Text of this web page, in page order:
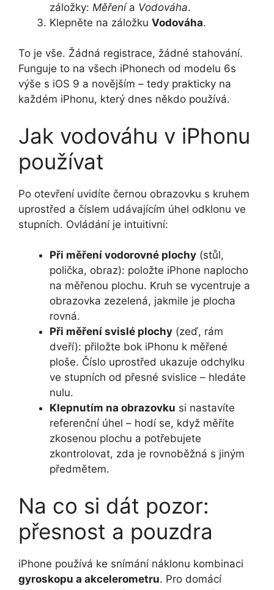
záložky: Měřenía Vodováha.
Klepněte na záložku Vodováha.
To je vše. Žádná registrace, žádné stahování.
Funguje to na všech iPhonech od modelu 6s
výše s iOS 9 a novějším – tedy prakticky na
každém iPhonu, který dnes někdo používá.
Jak vodováhu v iPhonu
používat
Po otevření uvidíte černou obrazovku s kruhem
uprostřed a číslem udávajícím úhel odklonu ve
stupních. Ovládání je intuitivní:
Při měření vodorovné plochy (stůl,
polička, obraz): položte iPhone naplocho
na měřenou plochu. Kruh se vycentruje a
obrazovka zezelená, jakmile je plocha
rovná.
Při měření svislé plochy (zeď, rám
dveří): přiložte bok iPhonu k měřené
ploše. Číslo uprostřed ukazuje odchylku
ve stupních od přesné svislice – hledáte
nulu.
Klepnutím na obrazovku si nastavíte
referenční úhel – hodí se, když měříte
zkosenou plochu a potřebujete
zkontrolovat, zda je rovnoběžná s jiným
předmětem.
Na co si dát pozor:
přesnost a pouzdra
iPhone používá ke snímání náklonu kombinaci
gyroskopu a akcelerometru. Pro domácí